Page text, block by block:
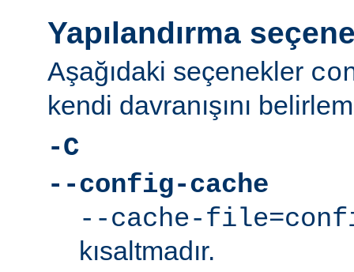
Yapılandırma
Aşağıdaki seçenekler
kendi davranışını
-C
--config-cache
--cache-
kısaltmadır.